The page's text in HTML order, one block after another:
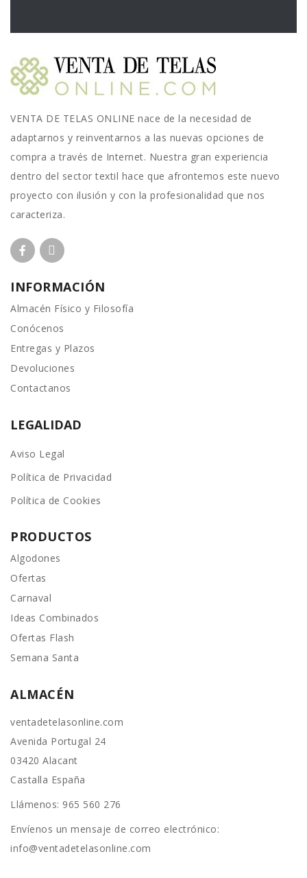
VENTA DE TELAS ONLINE nace de la necesidad de
adaptarnos y reinventarnos a las nuevas opciones de
compra a través de Internet. Nuestra gran experiencia
dentro del sector textil hace que afrontemos este nuevo
proyecto con ilusión y con la profesionalidad que nos
caracteriza.
INFORMACIÓN
Almacén Físico y Filosofía
Conócenos
Entregas y Plazos
Devoluciones
Contactanos
LEGALIDAD
Aviso Legal
Política de Privacidad
Política de Cookies
PRODUCTOS
Algodones
Ofertas
Carnaval
Ideas Combinados
Ofertas Flash
Semana Santa
ALMACÉN
ventadetelasonline.com
Avenida Portugal 24
03420 Alacant
Castalla España
Llámenos: 965 560 276
Envíenos un mensaje de correo electrónico:
info@ventadetelasonline.com